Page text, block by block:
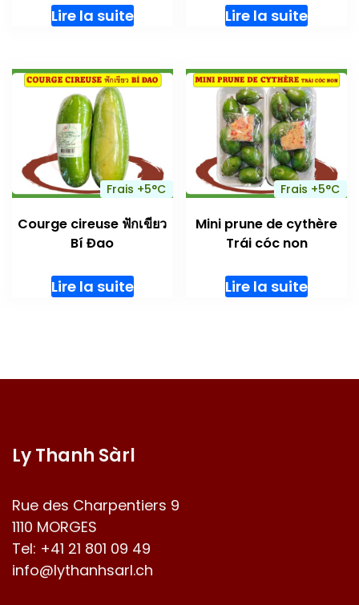
Lire la suite Lire la suite
Frais +5°C
Courge cireuse ฟักเขียว
Bí Đao
Lire la suite
Frais +5°C
Mini prune de cythère
Trái cóc non
Lire la suite
Ly Thanh Sàrl
Rue des Charpentiers 9
1110 MORGES
Tel: +41 21 801 09 49
info@lythanhsarl.ch